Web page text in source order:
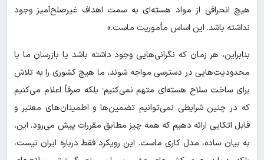
هیچ انحرافی از مواد هسته‌ای به سمت اهداف غیرصلح‌آمیز وجود
نداشته باشد. این اساس مأموریت ماست.»
بنابراین، هر زمان که نگرانی‌هایی وجود داشته باشد یا بازرسان ما با
محدودیت‌هایی در دسترسی مواجه شوند، ما هیچ کشوری را به تلاش
برای ساخت سلاح هسته‌ای متهم نمی‌کنیم؛ بلکه صرفاً اعلام می‌کنیم
که در چنین شرایطی نمی‌توانیم تضمین‌ها و اطمینان‌های معتبر و
قابل اتکایی ارائه دهیم که همه چیز مطابق مقررات پیش می‌رود. این،
به بیان ساده، مدل کاری ماست. این رویکرد فقط درباره ایران نیست،